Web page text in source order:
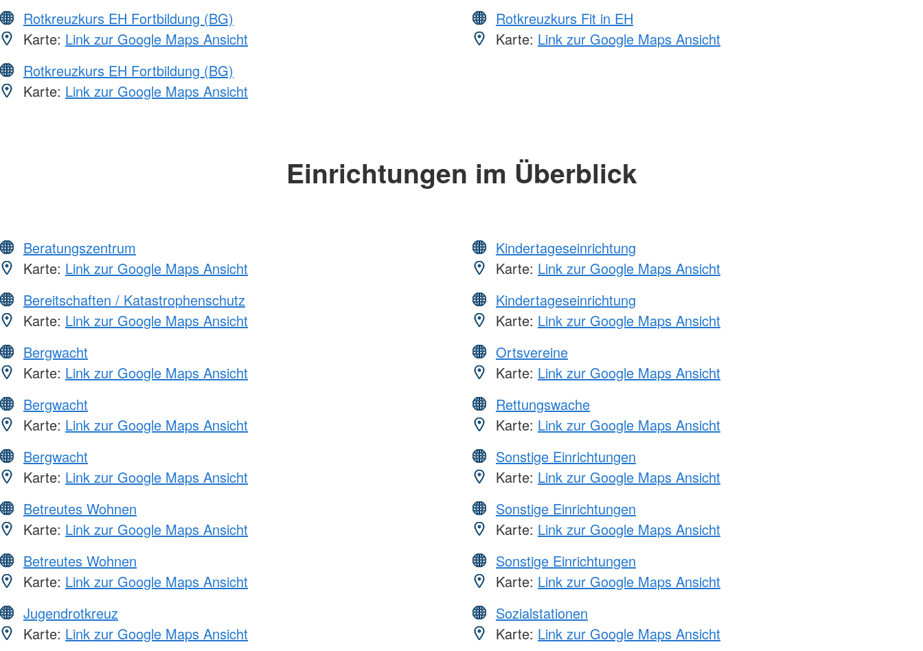
Rotkreuzkurs EH Fortbildung (BG)
Karte: Link zur Google Maps Ansicht
Rotkreuzkurs EH Fortbildung (BG)
Karte: Link zur Google Maps Ansicht
Rotkreuzkurs Fit in EH
Karte: Link zur Google Maps Ansicht
Einrichtungen im Überblick
Beratungszentrum
Karte: Link zur Google Maps Ansicht
Bereitschaften / Katastrophenschutz
Karte: Link zur Google Maps Ansicht
Bergwacht
Karte: Link zur Google Maps Ansicht
Bergwacht
Karte: Link zur Google Maps Ansicht
Bergwacht
Karte: Link zur Google Maps Ansicht
Betreutes Wohnen
Karte: Link zur Google Maps Ansicht
Betreutes Wohnen
Karte: Link zur Google Maps Ansicht
Jugendrotkreuz
Karte: Link zur Google Maps Ansicht
Kindertageseinrichtung
Karte: Link zur Google Maps Ansicht
Kindertageseinrichtung
Karte: Link zur Google Maps Ansicht
Ortsvereine
Karte: Link zur Google Maps Ansicht
Rettungswache
Karte: Link zur Google Maps Ansicht
Sonstige Einrichtungen
Karte: Link zur Google Maps Ansicht
Sonstige Einrichtungen
Karte: Link zur Google Maps Ansicht
Sonstige Einrichtungen
Karte: Link zur Google Maps Ansicht
Sozialstationen
Karte: Link zur Google Maps Ansicht